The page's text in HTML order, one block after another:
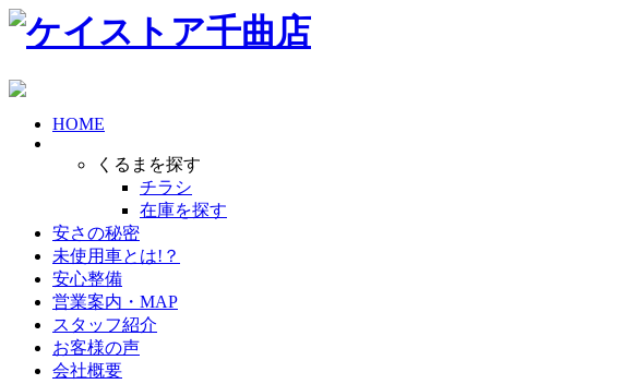
HOME
くるまを探す
チラシ
在庫を探す
安さの秘密
未使用車とは!？
安心整備
営業案内・MAP
スタッフ紹介
お客様の声
会社概要